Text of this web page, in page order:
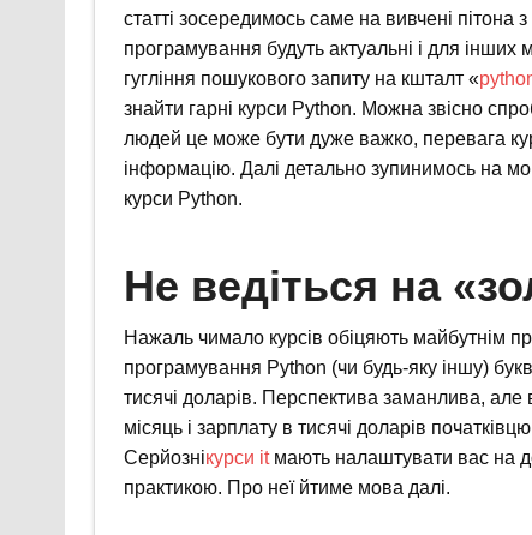
статті зосередимось саме на вивчені
програмування будуть актуальні і для
гугління пошукового запиту на кшталт «
знайти гарні курси Python. Можна звісно
людей це може бути дуже важко, перевага
інформацію. Далі детально зупинимось на
курси Python.
Не ведіться на
Нажаль чимало курсів обіцяють майбутнім
програмування Python (чи будь-яку іншу)
тисячі доларів. Перспектива заманлива, але
місяць і зарплату в тисячі доларів
Серйознікурси itмають налаштувати вас на
практикою. Про неї йтиме мова далі.